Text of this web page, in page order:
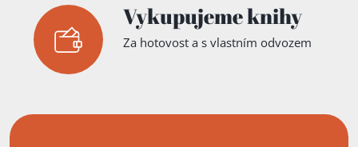
Vykupujeme knihy
Za hotovost a s vlastním odvozem